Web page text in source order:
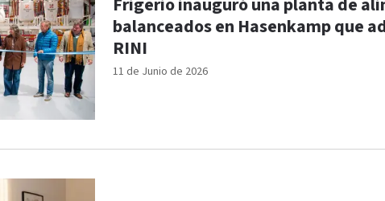
11 de Junio de 2026
Frigerio inauguró una planta de
balanceados en Hasenkamp que
RINI